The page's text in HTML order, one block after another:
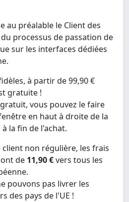
au préalable le Client des
processus de passation de
sur les interfaces dédiées
à partir de 99,90 €
gratuite !
vous pouvez le faire
en haut à droite de la
la fin de l'achat.
client non régulière, les frais
de 11,90 €vers tous les
pouvons pas livrer les
des pays de l'UE !